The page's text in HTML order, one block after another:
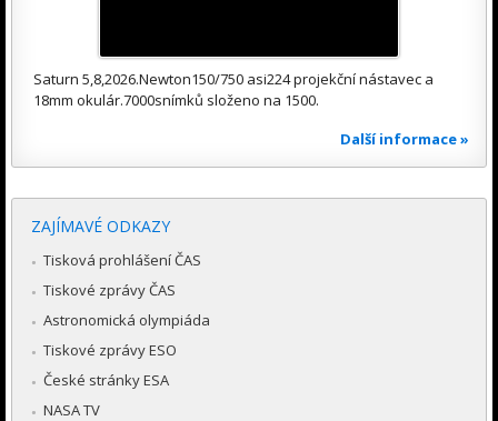
Saturn 5,8,2026.Newton150/750 asi224 projekční nástavec a
18mm okulár.7000snímků složeno na 1500.
Další informace »
ZAJÍMAVÉ ODKAZY
Tisková prohlášení ČAS
Tiskové zprávy ČAS
Astronomická olympiáda
Tiskové zprávy ESO
České stránky ESA
NASA TV